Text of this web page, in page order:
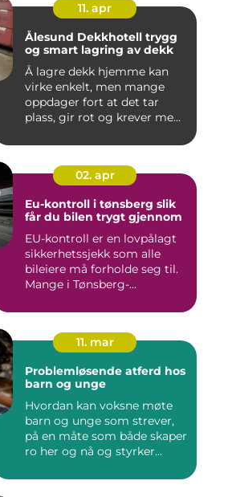
11. apr
Ålesund Dekkhotell trygg
og smart lagring av dekk
Å lagre dekk hjemme kan
virke enkelt, men mange
oppdager fort at det tar
plass, gir rot og krever me...
02. apr
Eu-kontroll i tønsberg slik
får du bilen trygt gjennom
EU-kontroll er en lovpålagt
sikkerhetssjekk som alle
bileiere må forholde seg til.
Mange i Tønsberg-...
11. mar
Problemløsende atferd hos
barn og unge
Hvordan kan voksne møte
barn og unge som strever,
på en måte som både skaper
ro her og nå og styrker...